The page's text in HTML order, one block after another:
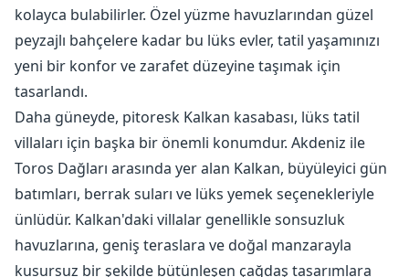
kolayca bulabilirler. Özel yüzme havuzlarından güzel
peyzajlı bahçelere kadar bu lüks evler, tatil yaşamınızı
yeni bir konfor ve zarafet düzeyine taşımak için
tasarlandı.
Daha güneyde, pitoresk Kalkan kasabası, lüks tatil
villaları için başka bir önemli konumdur. Akdeniz ile
Toros Dağları arasında yer alan Kalkan, büyüleyici gün
batımları, berrak suları ve lüks yemek seçenekleriyle
ünlüdür. Kalkan'daki villalar genellikle sonsuzluk
havuzlarına, geniş teraslara ve doğal manzarayla
kusursuz bir şekilde bütünleşen çağdaş tasarımlara